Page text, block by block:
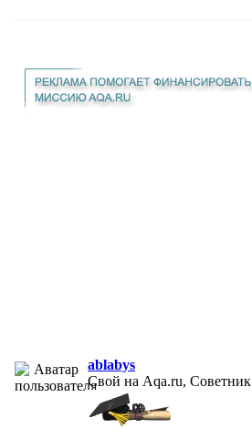
ablabys
Свой на Aqa.ru, Советник